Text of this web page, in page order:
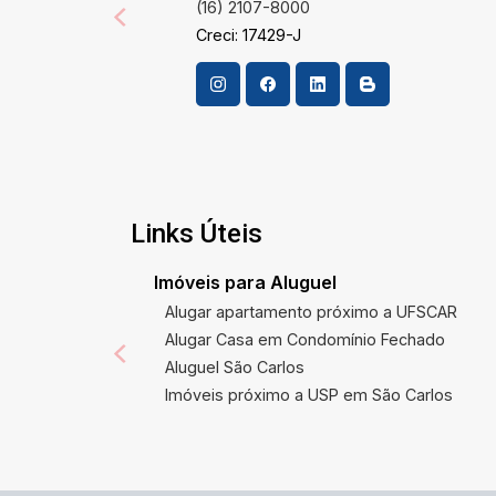
(16) 2107-8000
Creci: 17429-J
Links Úteis
Imóveis para Aluguel
Alugar apartamento próximo a UFSCAR
Alugar Casa em Condomínio Fechado
Aluguel São Carlos
Imóveis próximo a USP em São Carlos